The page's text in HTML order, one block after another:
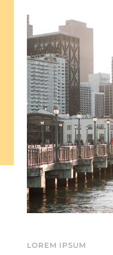
LOREM IPSUM